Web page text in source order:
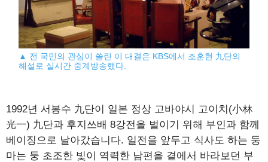
▲ 전 국민의 관심이 쏠린 이 대결은 KBS에서 조훈현 九단의
해설로 실시간 중계방송했다.
1992년 서봉수 九단이 일본 정상 고바야시 고이치(小林
光一) 九단과 후지쓰배 8강전을 벌이기 위해 부인과 함께
베이징으로 날아갔습니다. 일전을 앞두고 식사도 하는 둥
마는 둥 초조한 빛이 역력한 남편을 곁에서 바라보던 부